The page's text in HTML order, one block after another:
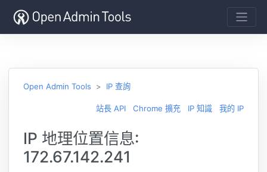
Open Admin Tools IP 查詢
站長 API Chrome 擴充 IP 知識 我的 IP
IP 地理位置信息:
172.67.142.241